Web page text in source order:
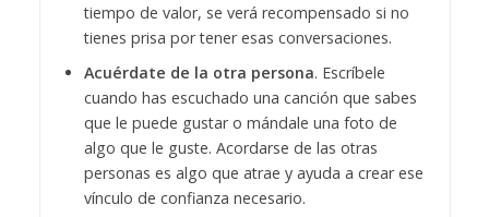
tiempo de valor, se verá recompensado si no
tienes prisa por tener esas conversaciones.
Acuérdate de la otra persona. Escríbele
cuando has escuchado una canción que sabes
que le puede gustar o mándale una foto de
algo que le guste. Acordarse de las otras
personas es algo que atrae y ayuda a crear ese
vínculo de confianza necesario.